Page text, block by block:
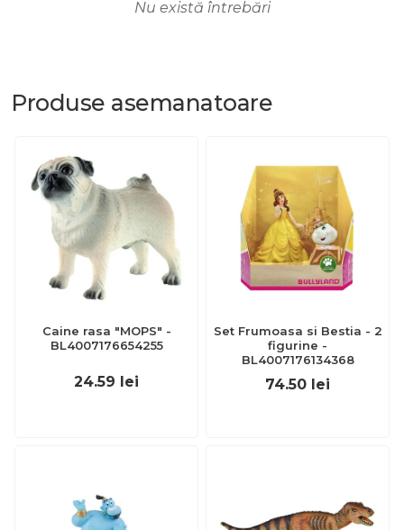
Nu există întrebări
Produse asemanatoare
Caine rasa "MOPS" -
BL4007176654255
24.59 lei
Set Frumoasa si Bestia - 2
figurine -
BL4007176134368
74.50 lei